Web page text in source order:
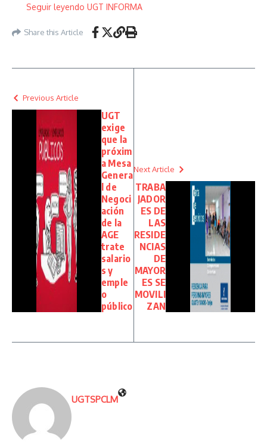
Seguir leyendo UGT INFORMA
Share this Article
Previous Article
UGT
exige
que la
próxim
a Mesa
Genera
l de
Negoci
ación
de la
AGE
trate
salario
s y
emple
o
público
Next Article
TRABA
JADOR
ES DE
LAS
RESIDE
NCIAS
DE
MAYOR
ES SE
MOVILI
ZAN
UGTSPCLM